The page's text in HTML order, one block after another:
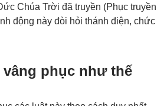
Chúa Trời đã truyền (Phục truyền
động này đòi hỏi thánh điện, chức
vâng phục như thế